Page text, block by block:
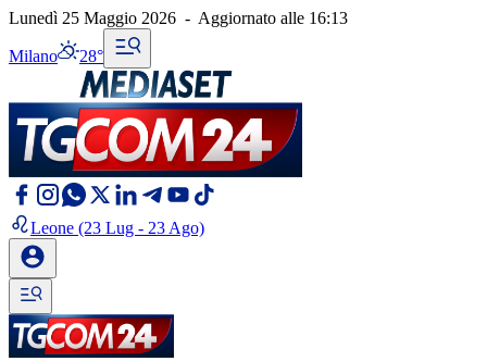
Lunedì 25 Maggio 2026 - Aggiornato alle 16:13
Milano 28°
Leone (23 Lug - 23 Ago)